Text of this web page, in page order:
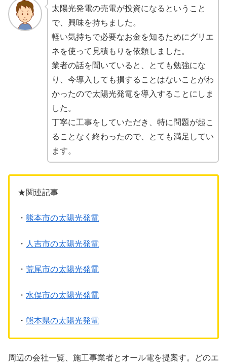
太陽光発電の売電が投資になるということ
で、興味を持ちました。
軽い気持ちで必要なお金を知るためにグリエ
ネを使って見積もりを依頼しました。
業者の話を聞いていると、とても勉強にな
り、今導入しても損することはないことがわ
かったので太陽光発電を導入することにしま
した。
丁寧に工事をしていただき、特に問題が起こ
ることなく終わったので、とても満足してい
ます。
★関連記事
・ 熊本市の太陽光発電
・ 人吉市の太陽光発電
・ 荒尾市の太陽光発電
・ 水俣市の太陽光発電
・ 熊本県の太陽光発電
周辺の会社一覧、施工事業者とオール電を提案す。どのエ